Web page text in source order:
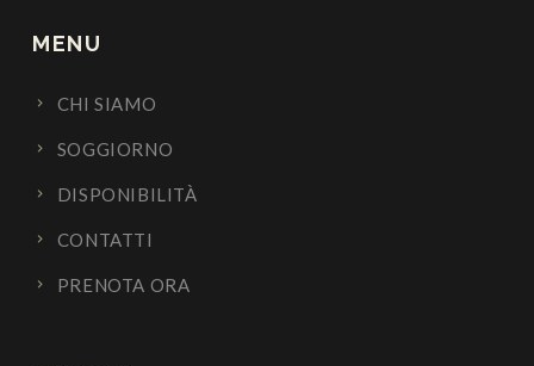
MENU
CHI SIAMO
SOGGIORNO
DISPONIBILITÀ
CONTATTI
PRENOTA ORA